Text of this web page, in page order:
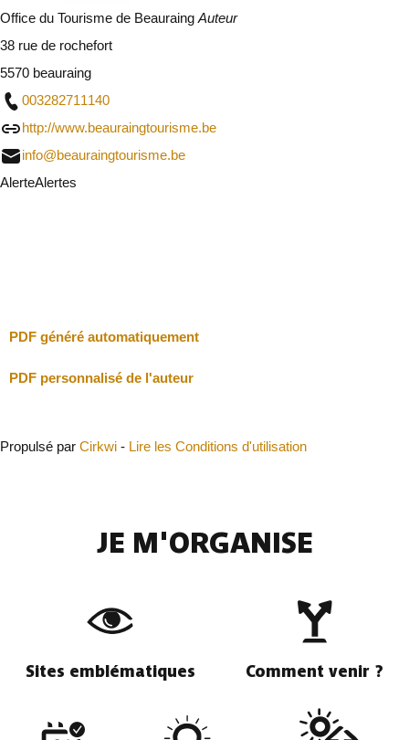
Office du Tourisme de Beauraing Auteur
38 rue de rochefort
5570 beauraing
003282711140
http://www.beauraingtourisme.be
info@beauraingtourisme.be
AlerteAlertes
PDF généré automatiquement
PDF personnalisé de l'auteur
Propulsé par Cirkwi - Lire les Conditions d'utilisation
JE M'ORGANISE
Sites emblématiques Comment venir ?